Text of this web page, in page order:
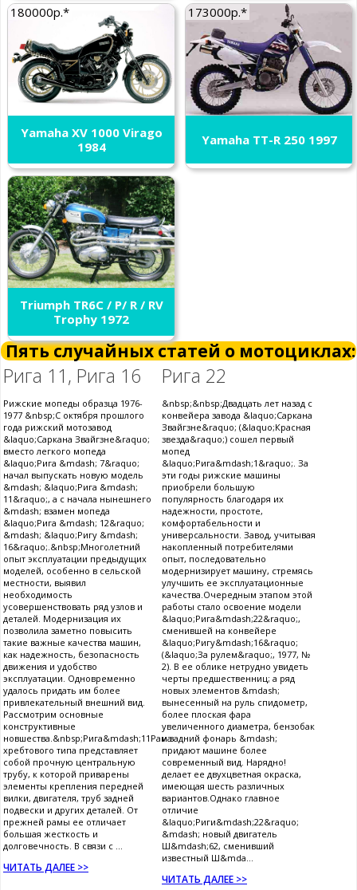
180000р.*
Yamaha XV 1000 Virago
1984
173000р.*
Yamaha TT-R 250 1997
Triumph TR6C / P/ R / RV
Trophy 1972
Пять случайных статей о мотоциклах:
Рига 11, Рига 16
Рижские мопеды образца 1976-
1977 &nbsp;С октября прошлого
года рижский мотозавод
&laquo;Саркана Звайгзне&raquo;
вместо легкого мопеда
&laquo;Рига &mdash; 7&raquo;
начал выпускать новую модель
&mdash; &laquo;Рига &mdash;
11&raquo;, а с начала нынешнего
&mdash; взамен мопеда
&laquo;Рига &mdash; 12&raquo;
&mdash; &laquo;Ригу &mdash;
16&raquo;.&nbsp;Многолетний
опыт эксплуатации предыдущих
моделей, особенно в сельской
местности, выявил
необходимость
усовершенствовать ряд узлов и
деталей. Модернизация их
позволила заметно повысить
такие важные качества машин,
как надежность, безопасность
движения и удобство
эксплуатации. Одновременно
удалось придать им более
привлекательный внешний вид.
Рассмотрим основные
конструктивные
новшества.&nbsp;Рига&mdash;11Рама
хребтового типа представляет
собой прочную центральную
трубу, к которой приварены
элементы крепления передней
вилки, двигателя, труб задней
подвески и других деталей. От
прежней рамы ее отличает
большая жесткость и
долговечность. В связи с ...
ЧИТАТЬ ДАЛЕЕ >>
Рига 22
&nbsp;&nbsp;Двадцать лет назад с
конвейера завода &laquo;Саркана
Звайгзне&raquo; (&laquo;Красная
звезда&raquo;) сошел первый
мопед
&laquo;Рига&mdash;1&raquo;. За
эти годы рижские машины
приобрели большую
популярность благодаря их
надежности, простоте,
комфортабельности и
универсальности. Завод, учитывая
накопленный потребителями
опыт, последовательно
модернизирует машину, стремясь
улучшить ее эксплуатационные
качества.Очередным этапом этой
работы стало освоение модели
&laquo;Рига&mdash;22&raquo;,
сменившей на конвейере
&laquo;Ригу&mdash;16&raquo;
(&laquo;За рулем&raquo;, 1977, №
2). В ее облике нетрудно увидеть
черты предшественниц; а ряд
новых элементов &mdash;
вынесенный на руль спидометр,
более плоская фара
увеличенного диаметра, бензобак
и задний фонарь &mdash;
придают машине более
современный вид. Нарядно!
делает ее двухцветная окраска,
имеющая шесть различных
вариантов.Однако главное
отличие
&laquo;Риги&mdash;22&raquo;
&mdash; новый двигатель
Ш&mdash;62, сменивший
известный Ш&mda...
ЧИТАТЬ ДАЛЕЕ >>